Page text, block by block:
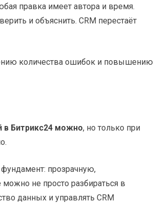
правка имеет автора и время.
и объяснить. CRM перестаёт
количества ошибок и повышению
в Битрикс24 можно, но только при
фундамент: прозрачную,
не просто разбираться в
данных и управлять CRM